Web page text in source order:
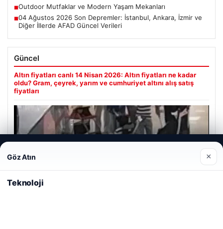
■Outdoor Mutfaklar ve Modern Yaşam Mekanları
■04 Ağustos 2026 Son Depremler: İstanbul, Ankara, İzmir ve
Diğer İllerde AFAD Güncel Verileri
Güncel
Altın fiyatları canlı 14 Nisan 2026: Altın fiyatları ne kadar
oldu? Gram, çeyrek, yarım ve cumhuriyet altını alış satış
fiyatları
Ağustos 5, 2026
deneyiminizi kişiselleştirmek ve geliştirmek amacıyla çerezler
kullanıyoruz.Çerez Politikamız
Reddet
Göz Atın ×
Teknoloji